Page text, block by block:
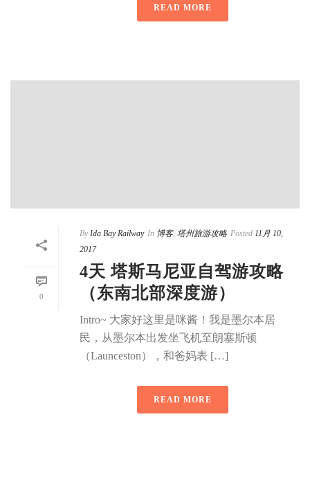
READ MORE
0
By Ida Bay Railway In 博客, 塔州旅游攻略 Posted 11月 10,
2017
4天 塔斯马尼亚自驾游攻略
（东南北部深度游）
Intro~ 大家好这里是咪酱！我是墨尔本居
民，从墨尔本出发坐飞机至朗塞斯顿
（Launceston），和爸妈表 […]
READ MORE